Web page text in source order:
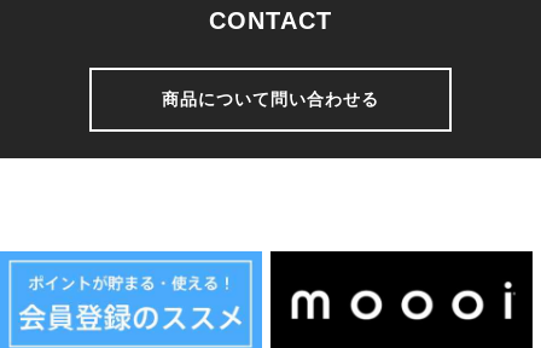
CONTACT
商品について問い合わせる